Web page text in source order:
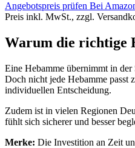
Angebotspreis prüfen Bei
Preis inkl. MwSt., zzgl.
Warum die richtige
Eine Hebamme übernimmt in
Doch nicht jede Hebamme passt
individuellen Entscheidung.
Zudem ist in vielen Regionen
fühlt sich sicherer und besser
Merke: Die Investition an Zeit